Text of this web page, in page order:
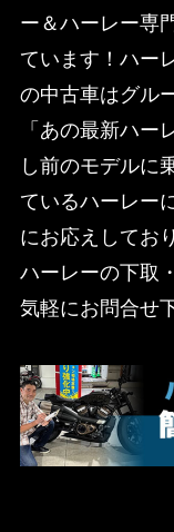
ー＆ハーレー専
ています！ハー
の中古車はグル
「あの最新ハー
し前のモデルに
ているハーレー
にお応えしてお
ハーレーの下取
気軽にお問合せ